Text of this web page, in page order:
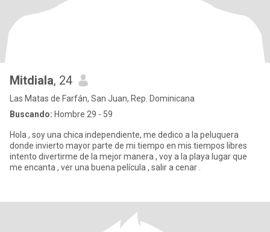
Mitdiala, 24
Las Matas de Farfán, San Juan, Rep. Dominicana
Buscando: Hombre 29 - 59
Hola , soy una chica independiente, me dedico a la peluquera
donde invierto mayor parte de mi tiempo en mis tiempos libres
intento divertirme de la mejor manera , voy a la playa lugar que
me encanta , ver una buena película , salir a cenar .